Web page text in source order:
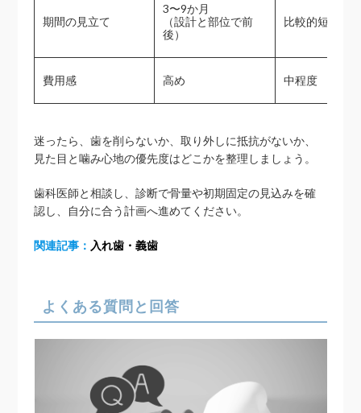
期間の見立て
3〜9か月
（設計と部位で前
後）
比較的短い
費用感 高め 中程度
迷ったら、歯を削らないか、取り外しに抵抗がないか、
見た目と噛み心地の優先度はどこかを整理しましょう。
歯科医師と相談し、診断で骨量や初期固定の見込みを確
認し、自分に合う計画へ進めてください。
関連記事： 入れ歯・義歯
よくある質問と回答